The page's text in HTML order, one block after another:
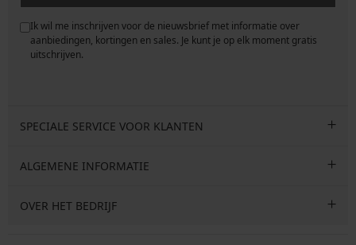
Ik wil me inschrijven voor de nieuwsbrief met informatie over
aanbiedingen, kortingen en sales. Je kunt je op elk moment gratis
uitschrijven.
SPECIALE SERVICE VOOR KLANTEN
ALGEMENE INFORMATIE
OVER HET BEDRIJF